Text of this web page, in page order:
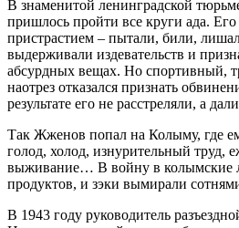
В знаменитой ленинградской
пришлось пройти все круги ада.
пристрастием – пытали, били,
выдерживали издевательств и
абсурдных вещах. Но спортивный,
наотрез отказался признать
результате его не расстреляли, а
Так Жженов попал на Колыму, где
голод, холод, изнурительный труд,
выживание… В войну в колымские
продуктов, и зэки вымирали
В 1943 году руководитель